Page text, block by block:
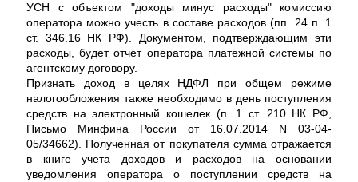
УСН с объектом "доходы минус расходы" комиссию
оператора можно учесть в составе расходов (пп. 24 п. 1
ст. 346.16 НК РФ). Документом, подтверждающим эти
расходы, будет отчет оператора платежной системы по
агентскому договору.
Признать доход в целях НДФЛ при общем режиме
налогообложения также необходимо в день поступления
средств на электронный кошелек (п. 1 ст. 210 НК РФ,
Письмо Минфина России от 16.07.2014 N 03-04-
05/34662). Полученная от покупателя сумма отражается
в книге учета доходов и расходов на основании
уведомления оператора о поступлении средств на